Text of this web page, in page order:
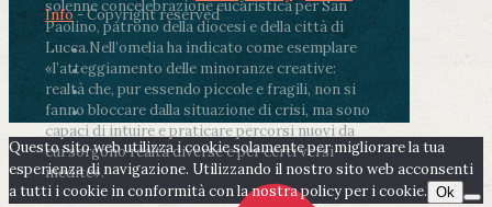
solenne concelebrazione eucaristica per San
Paolino, patrono della diocesi e della città di
Lucca.Nell’omelia ha indicato come esemplare
«l’atteggiamento delle minoranze creative:
realtà che, pur essendo piccole e fragili, non si
fanno bloccare dalla situazione di crisi, ma sono
capaci di intuire e praticare percorsi nuovi da
cui sorgono realtà diverse e per certi versi
inedite».
Info- Copyright reserved
Questo sito web utilizza i cookie solamente per migliorare la tua
esperienza di navigazione. Utilizzando il nostro sito web acconsenti
a tutti i cookie in conformità con la nostra policy per i cookie. Ok